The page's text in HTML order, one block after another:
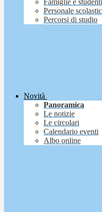
Famiglie e studenti
Personale
Percorsi di studio
Novità
Panoramica
Le notizie
Le circolari
Calendario eventi
Albo online